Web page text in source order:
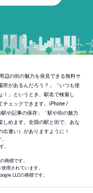
辺の街の魅力を発見できる無料サ
所があるんだろう？」「いつも使
！」というとき、駅名で検索し
チェックできます。iPhone /
や記事の保存」「駅や街の魅力
しめます。全国の駅と街で、あな
逢い）がありますように！
。
商標です。
用されています。
LLCの商標です。